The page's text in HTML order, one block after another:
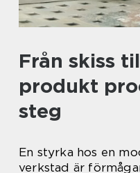
Från skiss
produkt
steg
En styrka hos en
verkstad är